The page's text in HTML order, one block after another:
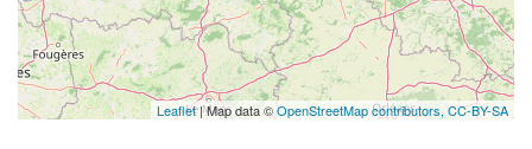
Leaflet| Map data ©OpenStreetMap contributors, CC-BY-SA